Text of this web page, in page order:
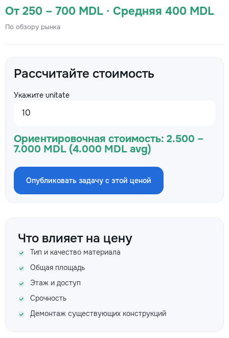
От 250 – 700 MDL · Средняя 400 MDL
По обзору рынка
Рассчитайте стоимость
Укажите unitate
Ориентировочная стоимость: 2.500 –
7.000 MDL (4.000 MDL avg)
Опубликовать задачу с этой ценой
Что влияет на цену
Тип и качество материала
Общая площадь
Этаж и доступ
Срочность
Демонтаж существующих конструкций